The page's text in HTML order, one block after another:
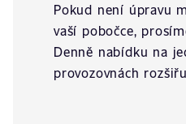
Pokud není úpravu
vaší pobočce,
Denně nabídku na
provozovnách